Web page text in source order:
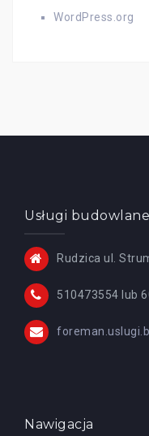
WordPress.org
Usługi
Rudzica ul.
510473554 lub
Nawigacja